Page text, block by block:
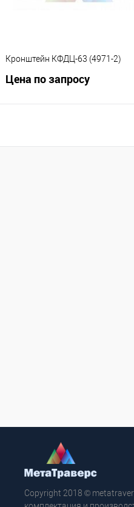
Кронштейн КФДЦ-63 (4971-2)
Цена по запросу
Copyright 2018 ©